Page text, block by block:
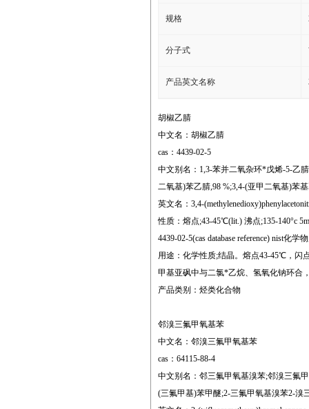
规格
分子式
产品英文名称
胡椒乙腈
中文名：胡椒乙腈
cas：4439-02-5
中文别名：1,3-苯并二氧杂环*戊烯-5-乙
二氧基)苯乙腈,98 %;3,4-(亚甲二氧基)苯
英文名：3,4-
性质：熔点;43-45℃(lit.) 沸点;135-140°c
4439-02-5(cas database reference) nist化学
用途：化学性质;结晶。熔点43-45℃，闪
甲基亚砜中与二氯*乙烷、氢氧化钠环合
产品类别：烃类化合物
邻溴三氟甲氧基苯
中文名：邻溴三氟甲氧基苯
cas：64115-88-4
中文别名：邻三氟甲氧基溴苯;邻溴三氟
(三氟甲基)苯甲醚;2-三氟甲氧基溴苯2-